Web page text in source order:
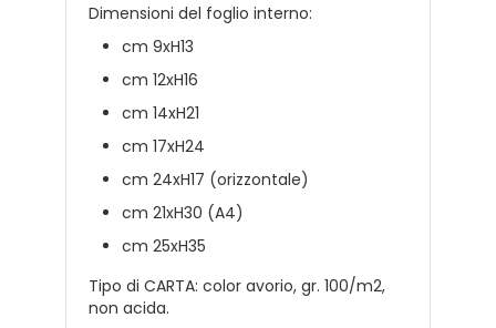
Dimensioni del foglio interno:
cm 9xH13
cm 12xH16
cm 14xH21
cm 17xH24
cm 24xH17 (orizzontale)
cm 21xH30 (A4)
cm 25xH35
Tipo di CARTA: color avorio, gr. 100/m2,
non acida.